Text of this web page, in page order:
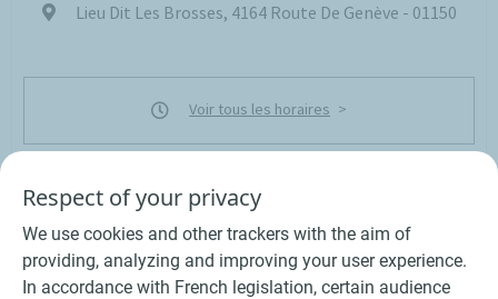
Lieu Dit Les Brosses, 4164 Route De Genève - 01150
Voir tous les horaires
VOIR LE NUMÉRO
La Motte Servolex
Respect of your privacy
We use cookies and other trackers with the aim of
providing, analyzing and improving your user experience.
In accordance with French legislation, certain audience